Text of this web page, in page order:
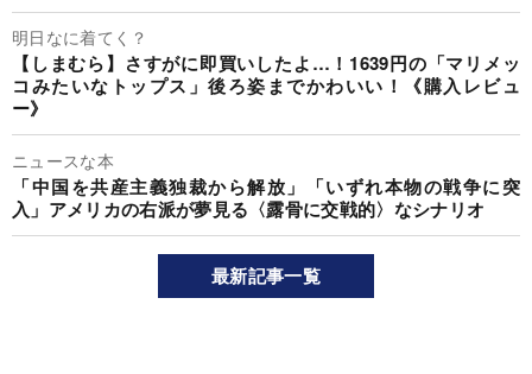
明日なに着てく？
【しまむら】さすがに即買いしたよ…！1639円の「マリメッ
コみたいなトップス」後ろ姿までかわいい！《購入レビュ
ー》
ニュースな本
「中国を共産主義独裁から解放」「いずれ本物の戦争に突
入」アメリカの右派が夢見る〈露骨に交戦的〉なシナリオ
最新記事一覧